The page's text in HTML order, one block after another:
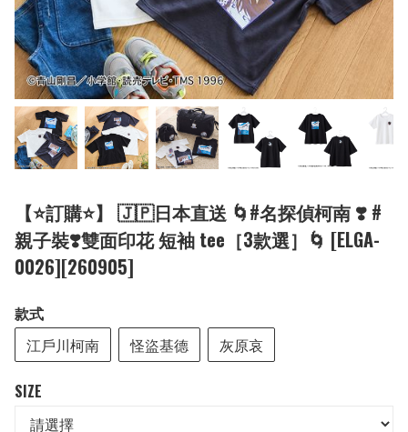
【⭐訂購⭐】 🇯🇵日本直送 🌀#名探偵柯南 ❣️ #
親子裝❣️雙面印花 短袖 tee［3款選］🌀 [ELGA-
0026][260905]
款式
江戶川柯南
怪盜基德 灰原哀
SIZE